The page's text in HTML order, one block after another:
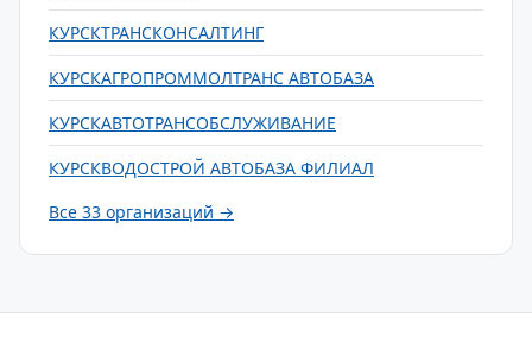
КУРСКТРАНСКОНСАЛТИНГ
КУРСКАГРОПРОММОЛТРАНС АВТОБАЗА
КУРСКАВТОТРАНСОБСЛУЖИВАНИЕ
КУРСКВОДОСТРОЙ АВТОБАЗА ФИЛИАЛ
Все 33 организаций →